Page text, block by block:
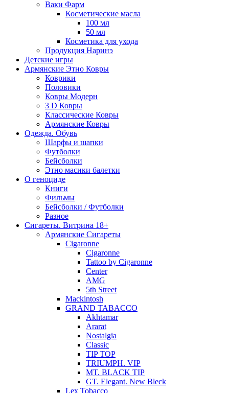
Ваки Фарм
Косметические масла
100 мл
50 мл
Косметика для ухода
Продукция Наринэ
Детские игры
Армянские Этно Ковры
Коврики
Половики
Ковры Модерн
3 D Ковры
Классические Ковры
Армянские Ковры
Одежда. Обувь
Шарфы и шапки
Футболки
Бейсболки
Этно масики балетки
О геноциде
Книги
Фильмы
Бейсболки / Футболки
Разное
Сигареты. Витрина 18+
Армянские Сигареты
Cigaronne
Cigaronne
Tattoo by Cigaronne
Center
AMG
5th Street
Mackintosh
GRAND TABACCO
Akhtamar
Ararat
Nostalgia
Classic
TIP TOP
TRIUMPH. VIP
MT. BLACK TIP
GT. Elegant. New Bleck
Lex Tobacco